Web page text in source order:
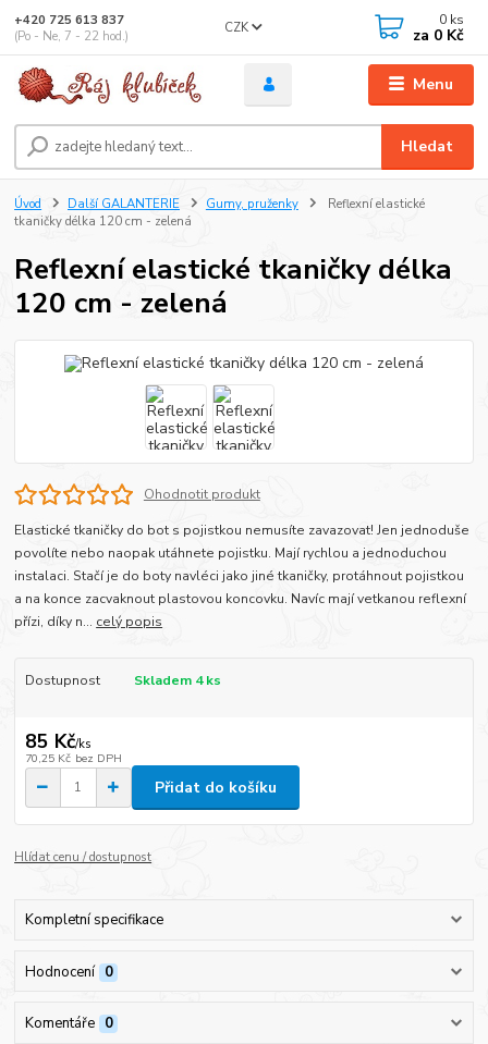
Menu
CZK
Hledat
+420 725 613 837
(Po - Ne, 7 - 22 hod.)
0 ks
za 0 Kč
Úvod Další GALANTERIE Gumy, pruženky
Reflexní elastické
tkaničky délka 120 cm - zelená
Reflexní elastické tkaničky délka
120 cm - zelená
Ohodnotit produkt
Elastické tkaničky do bot s pojistkou nemusíte zavazovat! Jen jednoduše
povolíte nebo naopak utáhnete pojistku. Mají rychlou a jednoduchou
instalaci. Stačí je do boty navléci jako jiné tkaničky, protáhnout pojistkou
a na konce zacvaknout plastovou koncovku. Navíc mají vetkanou reflexní
přízi, díky n... celý popis
Dostupnost Skladem 4 ks
85 Kč/ks
70,25 Kč bez DPH
Přidat do košíku
Hlídat cenu / dostupnost
Kompletní specifikace
Hodnocení 0
Komentáře 0